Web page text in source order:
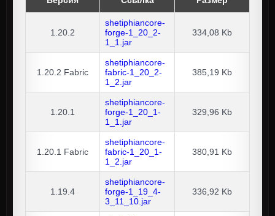
1.20.2
shetiphiancore-
forge-1_20_2-
1_1.jar
334,08 Kb
1.20.2 Fabric
shetiphiancore-
fabric-1_20_2-
1_2.jar
385,19 Kb
1.20.1
shetiphiancore-
forge-1_20_1-
1_1.jar
329,96 Kb
1.20.1 Fabric
shetiphiancore-
fabric-1_20_1-
1_2.jar
380,91 Kb
1.19.4
shetiphiancore-
forge-1_19_4-
3_11_10.jar
336,92 Kb